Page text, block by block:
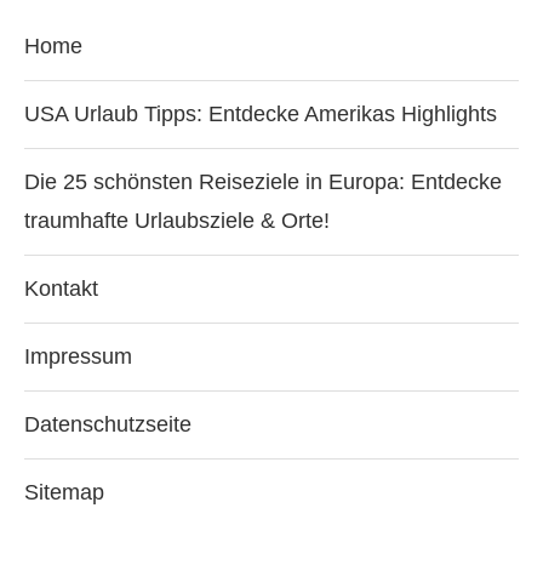
Home
USA Urlaub Tipps: Entdecke Amerikas Highlights
Die 25 schönsten Reiseziele in Europa: Entdecke
traumhafte Urlaubsziele & Orte!
Kontakt
Impressum
Datenschutzseite
Sitemap